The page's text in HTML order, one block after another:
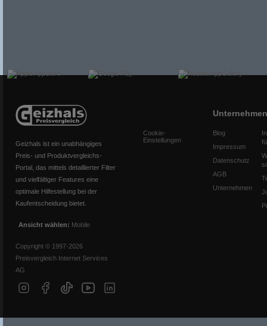
Geizhals ist ein unabhängiges
Preis- und Produktvergleichs-
Portal, das mittels detaillierter Filter
und vielfältiger Features eine
optimale Hilfestellung bei der
Kaufentscheidung bietet.
Ansicht wählen: Mobile
Copyright © 1997-2026
Preisvergleich Internet Services
AG
Cookie-
Einstellungen
Unternehmen
Blog
Impressum
Datenschutz
AGB
Unternehmen